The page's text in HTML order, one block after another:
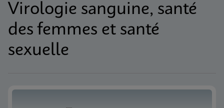
Virologie sanguine, santé
des femmes et santé
sexuelle